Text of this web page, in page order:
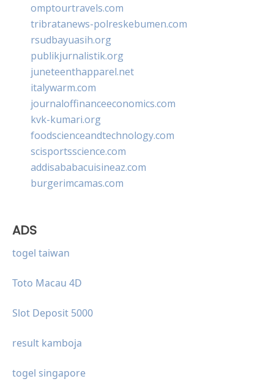
omptourtravels.com
tribratanews-polreskebumen.com
rsudbayuasih.org
publikjurnalistik.org
juneteenthapparel.net
italywarm.com
journaloffinanceeconomics.com
kvk-kumari.org
foodscienceandtechnology.com
scisportsscience.com
addisababacuisineaz.com
burgerimcamas.com
ADS
togel taiwan
Toto Macau 4D
Slot Deposit 5000
result kamboja
togel singapore